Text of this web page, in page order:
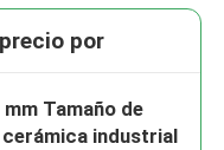
por
Tamaño de
industrial